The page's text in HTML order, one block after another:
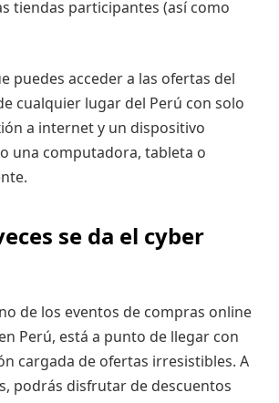
tiendas participantes (así como
puedes acceder a las ofertas del
cualquier lugar del Perú con solo
a internet y un dispositivo
una computadora, tableta o
se da el cyber
de los eventos de compras online
Perú, está a punto de llegar con
cargada de ofertas irresistibles. A
podrás disfrutar de descuentos